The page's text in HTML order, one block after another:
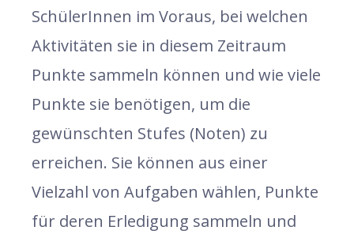
SchülerInnen im Voraus, bei welchen
Aktivitäten sie in diesem Zeitraum
Punkte sammeln können und wie viele
Punkte sie benötigen, um die
gewünschten Stufes (Noten) zu
erreichen. Sie können aus einer
Vielzahl von Aufgaben wählen, Punkte
für deren Erledigung sammeln und